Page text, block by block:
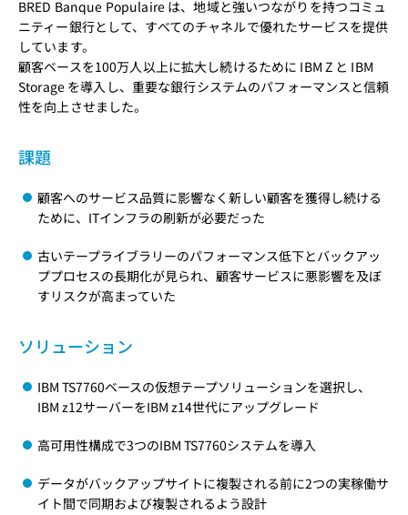
BRED Banque Populaire は、地域と強いつながりを持つコミュ
ニティー銀行として、すべてのチャネルで優れたサービスを提供
しています。
顧客ベースを100万人以上に拡大し続けるために IBM Z と IBM
Storage を導入し、重要な銀行システムのパフォーマンスと信頼
性を向上させました。
課題
顧客へのサービス品質に影響なく新しい顧客を獲得し続ける
ために、ITインフラの刷新が必要だった
古いテープライブラリーのパフォーマンス低下とバックアッ
ププロセスの長期化が見られ、顧客サービスに悪影響を及ぼ
すリスクが高まっていた
ソリューション
IBM TS7760ベースの仮想テープソリューションを選択し、
IBM z12サーバーをIBM z14世代にアップグレード
高可用性構成で3つのIBM TS7760システムを導入
データがバックアップサイトに複製される前に2つの実稼働サ
イト間で同期および複製されるよう設計